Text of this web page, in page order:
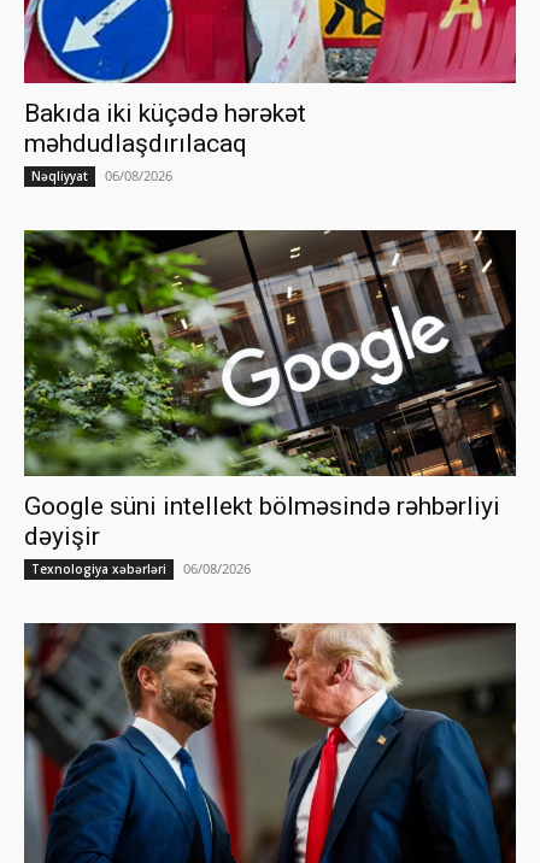
Bakıda iki küçədə hərəkət
məhdudlaşdırılacaq
Nəqliyyat 06/08/2026
Google süni intellekt bölməsində rəhbərliyi
dəyişir
Texnologiya xəbərləri 06/08/2026